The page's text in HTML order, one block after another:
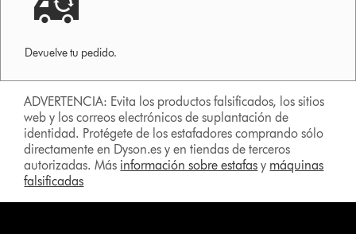
Devuelve tu pedido.
ADVERTENCIA: Evita los productos falsificados, los sitios
web y los correos electrónicos de suplantación de
identidad. Protégete de los estafadores comprando sólo
directamente en Dyson.es y en tiendas de terceros
autorizadas. Más información sobre estafas y máquinas
falsificadas